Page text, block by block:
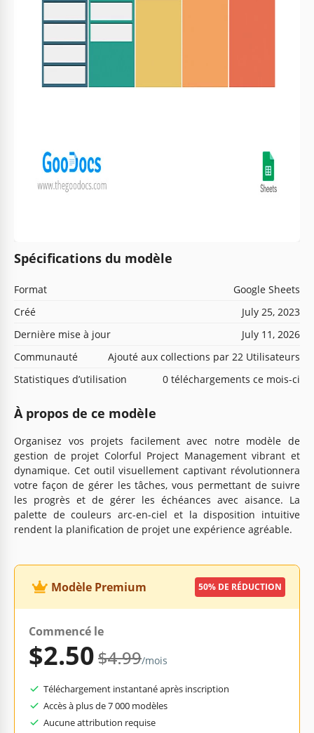
Spécifications du modèle
Format
Google Sheets
Créé
July 25, 2023
Dernière mise à jour
July 11, 2026
Communauté
Ajouté aux collections par 22 Utilisateurs
Statistiques d’utilisation
0 téléchargements ce mois-ci
À propos de ce modèle
Organisez vos projets facilement avec notre modèle de
gestion de projet Colorful Project Management vibrant et
dynamique. Cet outil visuellement captivant révolutionnera
votre façon de gérer les tâches, vous permettant de suivre
les progrès et de gérer les échéances avec aisance. La
palette de couleurs arc-en-ciel et la disposition intuitive
rendent la planification de projet une expérience agréable.
Modèle Premium 50% DE RÉDUCTION
Commencé le
$2.50$4.99/mois
Téléchargement instantané après inscription
Accès à plus de 7 000 modèles
Aucune attribution requise